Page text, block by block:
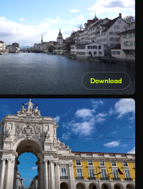
Download